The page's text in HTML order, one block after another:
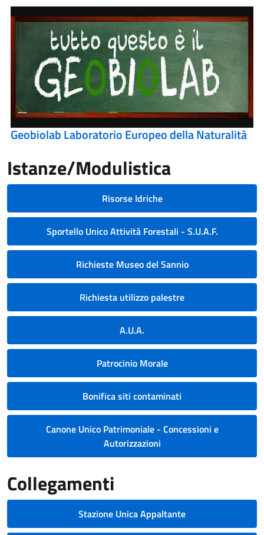
Geobiolab Laboratorio Europeo della Naturalità
Istanze/Modulistica
Risorse Idriche
Sportello Unico Attività Forestali - S.U.A.F.
Richieste Museo del Sannio
Richiesta utilizzo palestre
A.U.A.
Patrocinio Morale
Bonifica siti contaminati
Canone Unico Patrimoniale - Concessioni e
Autorizzazioni
Collegamenti
Stazione Unica Appaltante